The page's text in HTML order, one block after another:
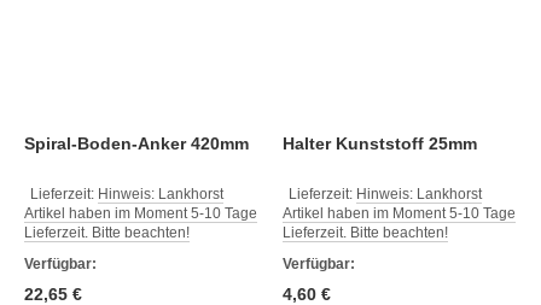
Spiral-Boden-Anker 420mm
Lieferzeit: Hinweis: Lankhorst
Artikel haben im Moment 5-10 Tage
Lieferzeit. Bitte beachten!
Verfügbar:
22,65 €
Halter Kunststoff 25mm
Lieferzeit: Hinweis: Lankhorst
Artikel haben im Moment 5-10 Tage
Lieferzeit. Bitte beachten!
Verfügbar:
4,60 €